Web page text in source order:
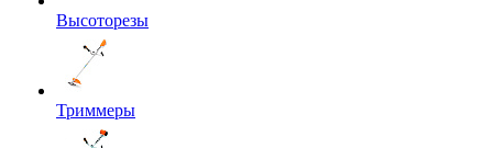
Высоторезы
Триммеры